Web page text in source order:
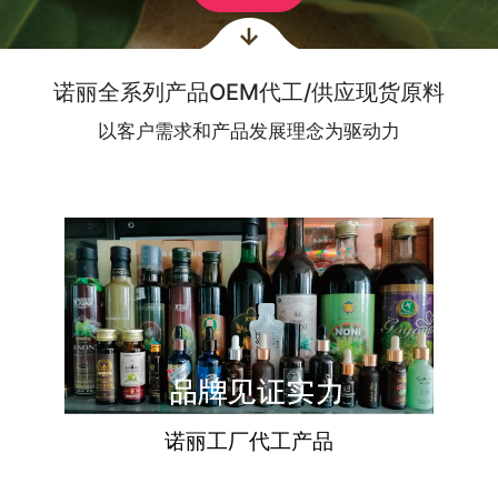
诺丽全系列产品OEM代工/供应现货原料
以客户需求和产品发展理念为驱动力
诺丽工厂代工产品